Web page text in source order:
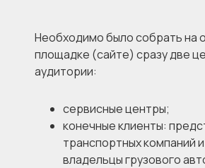
сервисные центры;
конечные клиенты:
транспортных компаний
владельцы грузового
Необходимо было собрать на
площадке (сайте) сразу две
аудитории: